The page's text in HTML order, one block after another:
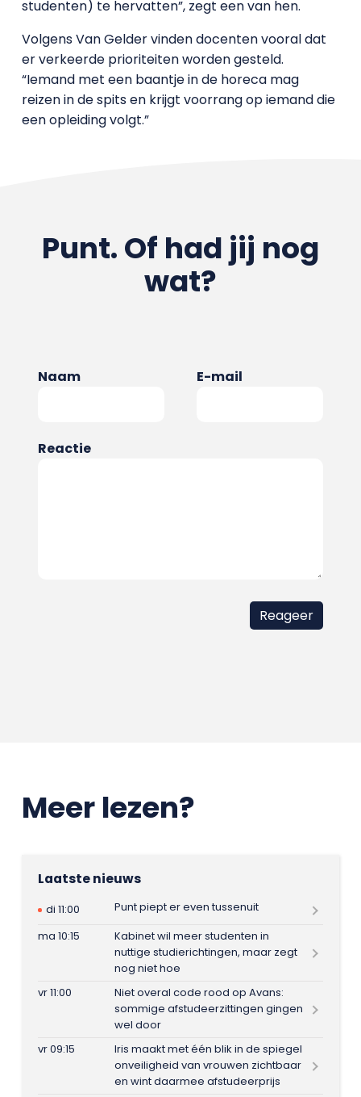
studenten) te hervatten”, zegt een van hen.
Volgens Van Gelder vinden docenten vooral dat
er verkeerde prioriteiten worden gesteld.
“Iemand met een baantje in de horeca mag
reizen in de spits en krijgt voorrang op iemand die
een opleiding volgt.”
Punt. Of had jij nog
wat?
Naam E-mail
Reactie
Meer lezen?
Laatste nieuws
di 11:00
Punt piept er even tussenuit
ma 10:15
Kabinet wil meer studenten in
nuttige studierichtingen, maar zegt
nog niet hoe
vr 11:00
Niet overal code rood op Avans:
sommige afstudeerzittingen gingen
wel door
vr 09:15
Iris maakt met één blik in de spiegel
onveiligheid van vrouwen zichtbaar
en wint daarmee afstudeerprijs